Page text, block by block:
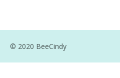
© 2020 BeeCindy